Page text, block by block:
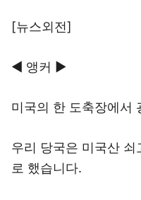
[뉴스외전]
◀ 앵커 ▶
미국의 한 도축장에서
우리 당국은 미국산 쇠
로 했습니다.